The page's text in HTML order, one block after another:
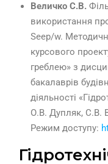
Величко С.В.
використання
Seep/w.
курсового
греблею» з
бакалаврів
діяльності
О.В. Дупляк, С.В.
Режим доступу: